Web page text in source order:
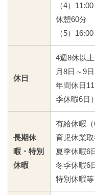
（4）
休憩60分
（5）
休日
4週8休以上
月8日～9日
年間休日
季休暇6日）
長期休
暇・特別
休暇
有給休暇（
育児休業
夏季休暇6
冬季休暇6
特別休暇等